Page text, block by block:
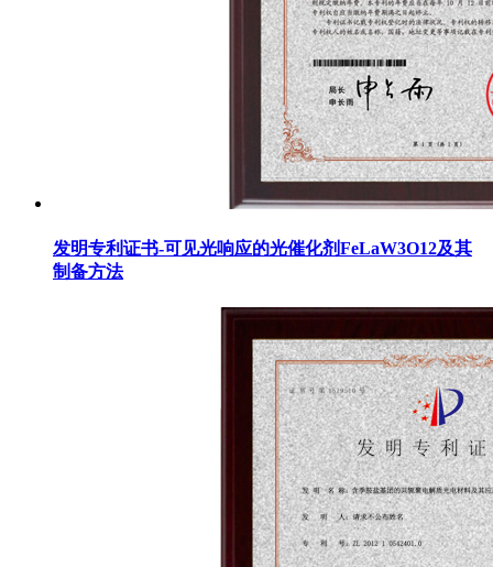
发明专利证书-可见光响应的光催化剂FeLaW3O12及其
制备方法